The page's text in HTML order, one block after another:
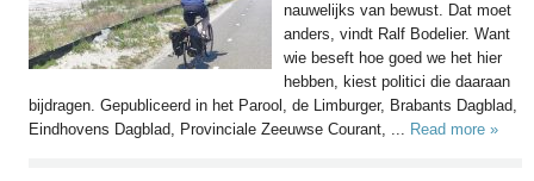
nauwelijks van bewust. Dat moet
anders, vindt Ralf Bodelier. Want
wie beseft hoe goed we het hier
hebben, kiest politici die daaraan
bijdragen. Gepubliceerd in het Parool, de Limburger, Brabants Dagblad,
Eindhovens Dagblad, Provinciale Zeeuwse Courant, ... Read more »